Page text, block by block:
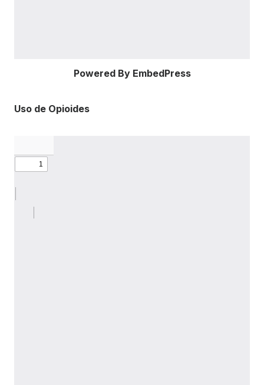
Powered By EmbedPress
Uso de Opioides